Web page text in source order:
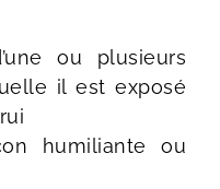
ou plusieurs
il est exposé
humiliante ou